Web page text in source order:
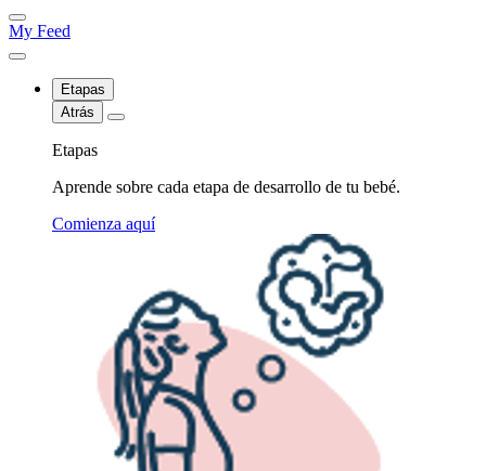
My Feed
Etapas
Atrás
Etapas
Aprende sobre cada etapa de desarrollo de tu bebé.
Comienza aquí